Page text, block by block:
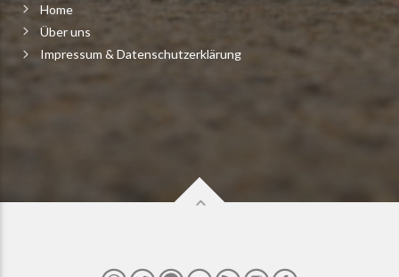
Home
Über uns
Impressum & Datenschutzerklärung